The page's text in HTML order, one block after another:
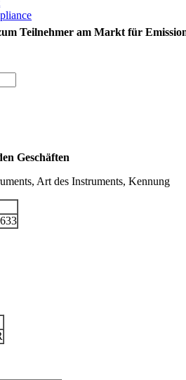
Teilnehmer am Markt für
Geschäften
Art des Instruments, Kennung